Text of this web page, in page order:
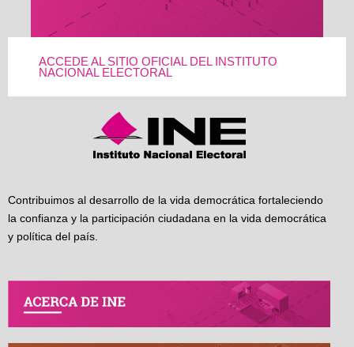
ACCEDE AL SITIO OFICIAL DEL INSTITUTO
NACIONAL ELECTORAL
Contribuimos al desarrollo de la vida democrática fortaleciendo
la confianza y la participación ciudadana en la vida democrática
y política del país.